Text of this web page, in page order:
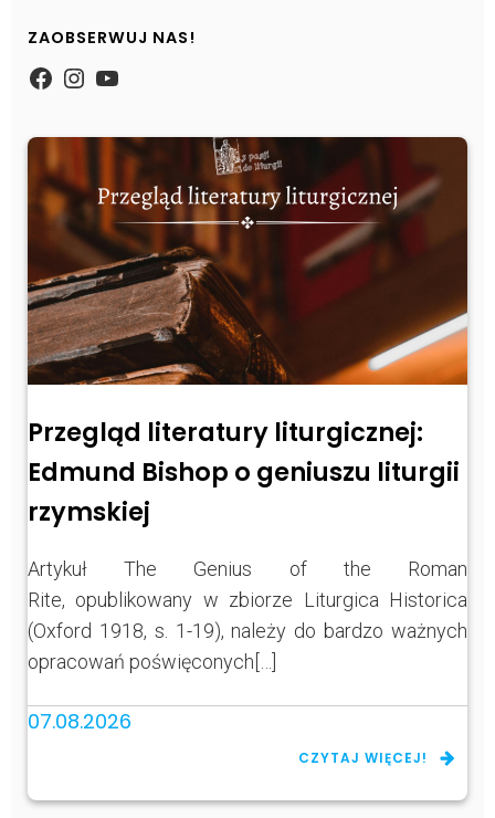
ZAOBSERWUJ NAS!
https://www.facebook.com/
Instagram
YouTube
Przegląd literatury liturgicznej:
Edmund Bishop o geniuszu liturgii
rzymskiej
Artykuł The Genius of the Roman
Rite, opublikowany w zbiorze Liturgica Historica
(Oxford 1918, s. 1-19), należy do bardzo ważnych
opracowań poświęconych[…]
07.08.2026
CZYTAJ WIĘCEJ!